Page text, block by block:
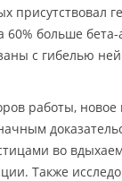
присутствовал
60% больше
с гибелью
работы, новое
во
Также